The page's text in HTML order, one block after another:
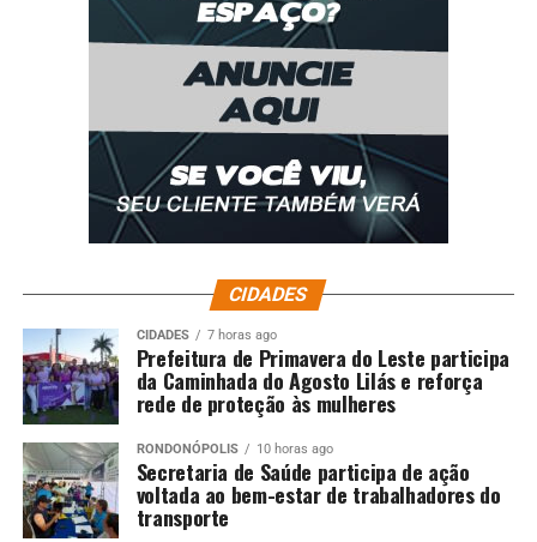
CIDADES
CIDADES 7 horas ago
Prefeitura de Primavera do Leste participa
da Caminhada do Agosto Lilás e reforça
rede de proteção às mulheres
RONDONÓPOLIS 10 horas ago
Secretaria de Saúde participa de ação
voltada ao bem-estar de trabalhadores do
transporte